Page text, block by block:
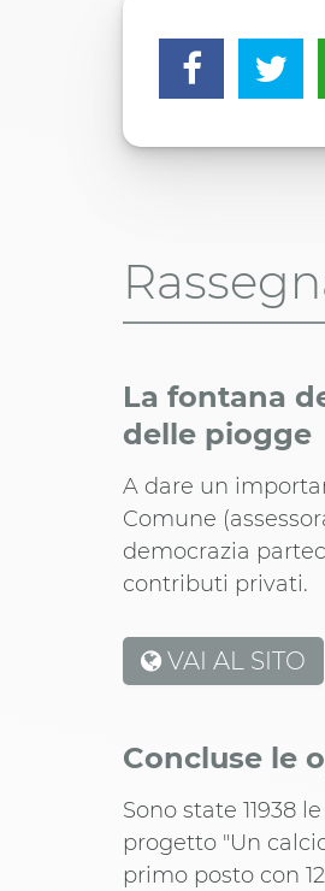
La fontana
delle piogge
A dare un
Comune
democrazia
contributi privati.
VAI AL SITO
Concluse le
Sono state 11938
progetto "Un
primo posto con